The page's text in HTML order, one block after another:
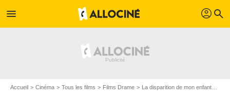
menu profil search
Accueil Cinéma Tous les films Films Drame La disparition de mon enfant